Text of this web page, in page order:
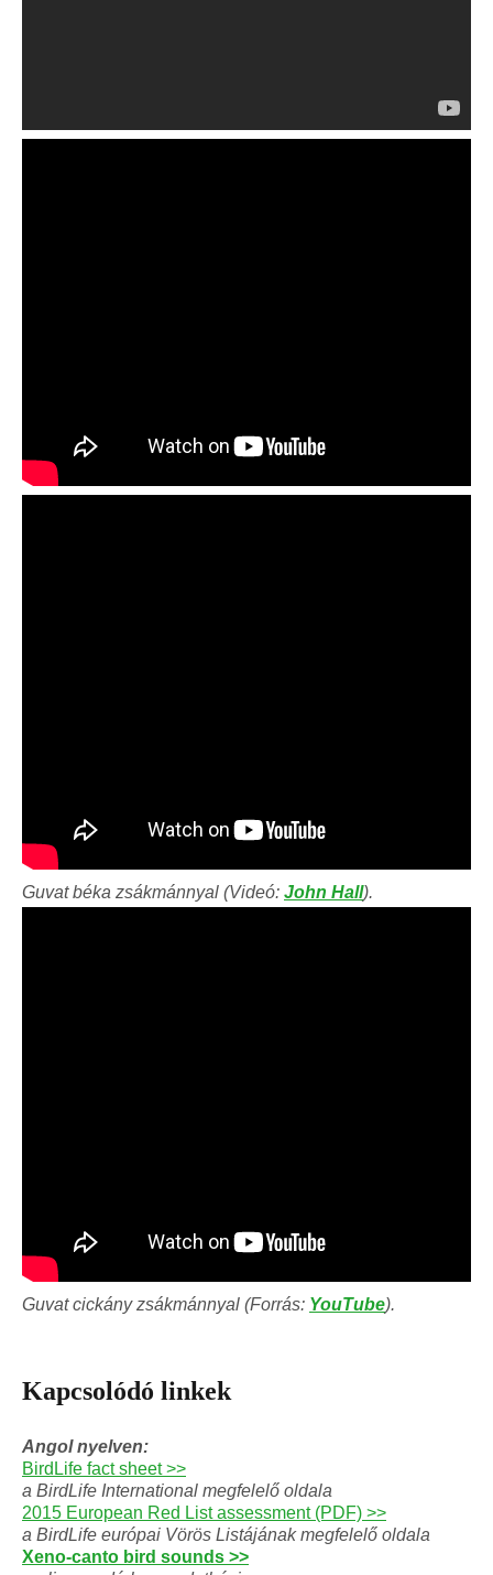
Guvat béka zsákmánnyal (Videó: John Hall).
Guvat cickány zsákmánnyal (Forrás: YouTube).
Kapcsolódó linkek
Angol nyelven:
BirdLife fact sheet >>
a BirdLife International megfelelő oldala
2015 European Red List assessment (PDF) >>
a BirdLife európai Vörös Listájának megfelelő oldala
Xeno-canto bird sounds >>